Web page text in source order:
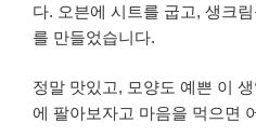
다. 오븐에 시트를 굽고, 생크
를 만들었습니다.
정말 맛있고, 모양도 예쁜 이
에 팔아보자고 마음을 먹으면